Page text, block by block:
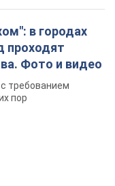
в городах
проходят
Фото и видео
требованием
пор